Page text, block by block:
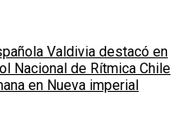
Valdivia destacó en
Nacional de Rítmica Chile
en Nueva imperial